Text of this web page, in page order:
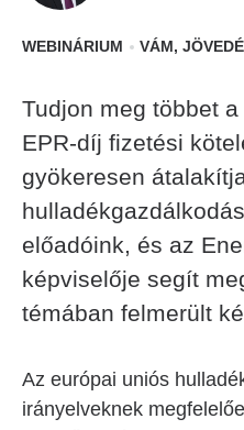
WEBINÁRIUM VÁM,
Tudjon meg többet
EPR-díj fizetési
gyökeresen
előadóink, és az
képviselője segít
témában felmerült
Az európai uniós
irányelveknek